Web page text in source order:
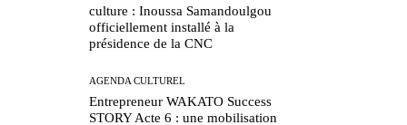
culture : Inoussa Samandoulgou
officiellement installé à la
présidence de la CNC
AGENDA CULTUREL
Entrepreneur WAKATO Success
STORY Acte 6 : une mobilisation